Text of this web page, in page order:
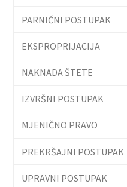
PARNIČNI POSTUPAK
EKSPROPRIJACIJA
NAKNADA ŠTETE
IZVRŠNI POSTUPAK
MJENIČNO PRAVO
PREKRŠAJNI POSTUPAK
UPRAVNI POSTUPAK